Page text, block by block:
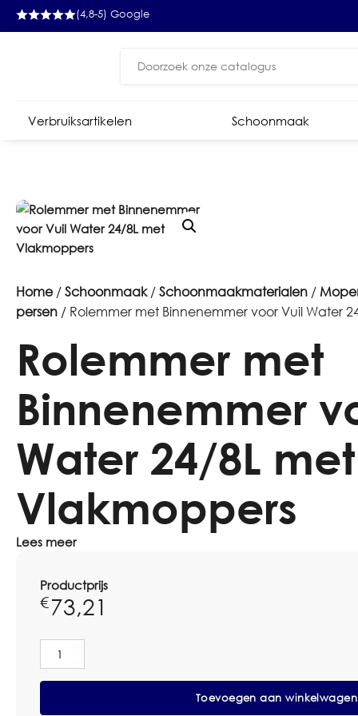
(4,8-5) Google
Zoeken
Verbruiksartikelen Schoonmaak
Home/Schoonmaak/Schoonmaakmaterialen /
persen / Rolemmer met Binnenemmer voor Vuil Water
Rolemmer met
Binnenemmer
Water 24/8L met
Vlakmoppers
Lees meer
Productprijs
€73,21
Rolemmer
met
Binnenemmer
Toevoegen aan winkelwagen